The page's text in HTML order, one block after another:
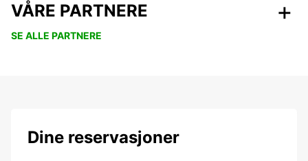
VÅRE PARTNERE
SE ALLE PARTNERE
Dine reservasjoner